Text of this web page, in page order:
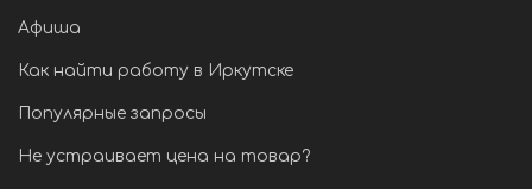
Афиша
Как найти работу в Иркутске
Популярные запросы
Не устраивает цена на товар?